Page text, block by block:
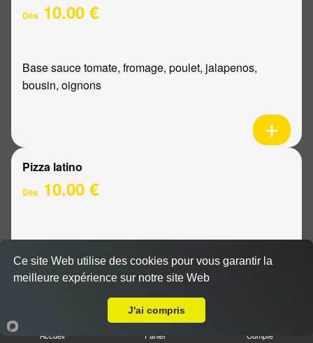
Dès 10.00 €
Base sauce tomate, fromage, poulet, jalapenos,
bousin, oignons
Pizza latino
Dès 10.00 €
Base sauce tomate, fromage, viande hachée, oignons,
sauce barbecue
Accueil Panier Compte
Ce site Web utilise des cookies pour vous garantir la
meilleure expérience sur notre site Web
J'ai compris